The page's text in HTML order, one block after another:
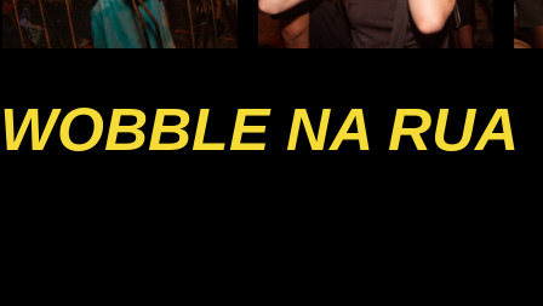
WOBBLE NA RUA